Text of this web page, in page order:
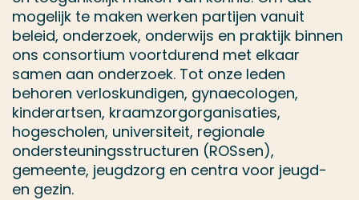
mogelijk te maken werken partijen vanuit
beleid, onderzoek, onderwijs en praktijk binnen
ons consortium voortdurend met elkaar
samen aan onderzoek. Tot onze leden
behoren verloskundigen, gynaecologen,
kinderartsen, kraamzorgorganisaties,
hogescholen, universiteit, regionale
ondersteuningsstructuren (ROSsen),
gemeente, jeugdzorg en centra voor jeugd-
en gezin.